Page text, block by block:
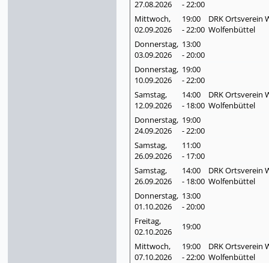
27.08.2026
- 22:00
Mittwoch,
02.09.2026
19:00
- 22:00
DRK Ortsverein
Wolfenbüttel
Donnerstag,
03.09.2026
13:00
- 20:00
Donnerstag,
10.09.2026
19:00
- 22:00
Samstag,
12.09.2026
14:00
- 18:00
DRK Ortsverein
Wolfenbüttel
Donnerstag,
24.09.2026
19:00
- 22:00
Samstag,
26.09.2026
11:00
- 17:00
Samstag,
26.09.2026
14:00
- 18:00
DRK Ortsverein
Wolfenbüttel
Donnerstag,
01.10.2026
13:00
- 20:00
Freitag,
02.10.2026
19:00
Mittwoch,
07.10.2026
19:00
- 22:00
DRK Ortsverein
Wolfenbüttel